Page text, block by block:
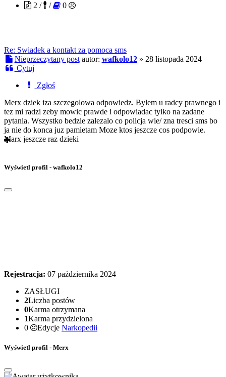
2 /
/ 0
Re: Swiadek a kontakt za pomoca sms
Nieprzeczytany post autor: wafkolo12» 28 listopada 2024
Cytuj
Zgłoś
Merx dziek iza szczegolowa odpowiedz. Bylem u radcy prawnego i
tez mi radzi zeby mowic prawde i odpowiadac tylko na zadane
pytania. Wszystko bedzie zalezalo co policja wie/ zna tresci sms bo
ja nie do konca juz pamietam Moze ktos jeszcze cos podpowie.
Marx jeszcze raz dzieki
Wyświetl profil - wafkolo12
Rejestracja: 07 października 2024
ZASŁUGI
2Liczba postów
0Karma otrzymana
1Karma przydzielona
0
Edycje Narkopedii
Wyświetl profil - Merx